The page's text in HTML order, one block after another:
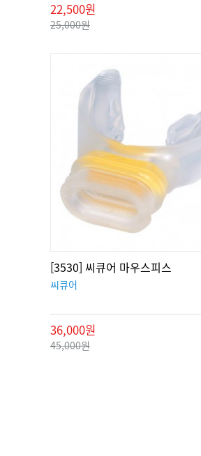
22,500원
25,000원
[3530] 씨큐어 마우스피스
씨큐어
36,000원
45,000원